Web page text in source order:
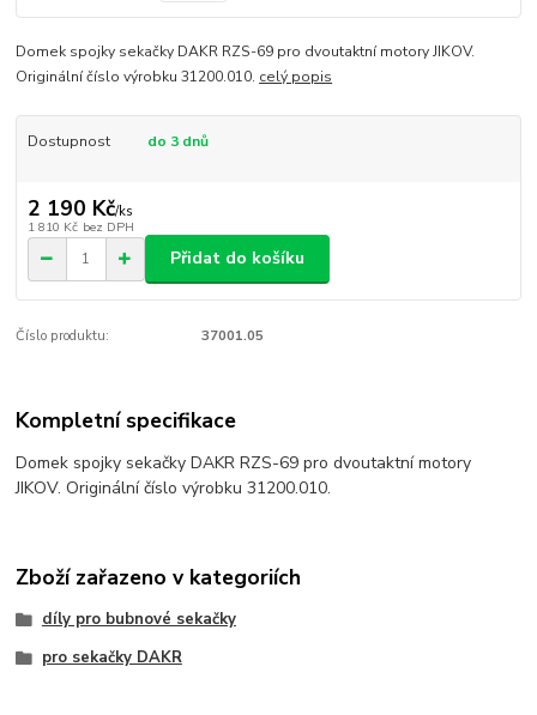
Domek spojky sekačky DAKR RZS-69 pro dvoutaktní motory JIKOV.
Originální číslo výrobku 31200.010. celý popis
Dostupnost do 3 dnů
2 190 Kč/ks
1 810 Kč bez DPH
Přidat do košíku
Číslo produktu: 37001.05
Kompletní specifikace
Domek spojky sekačky DAKR RZS-69 pro dvoutaktní motory
JIKOV. Originální číslo výrobku 31200.010.
Zboží zařazeno v kategoriích
díly pro bubnové sekačky
pro sekačky DAKR